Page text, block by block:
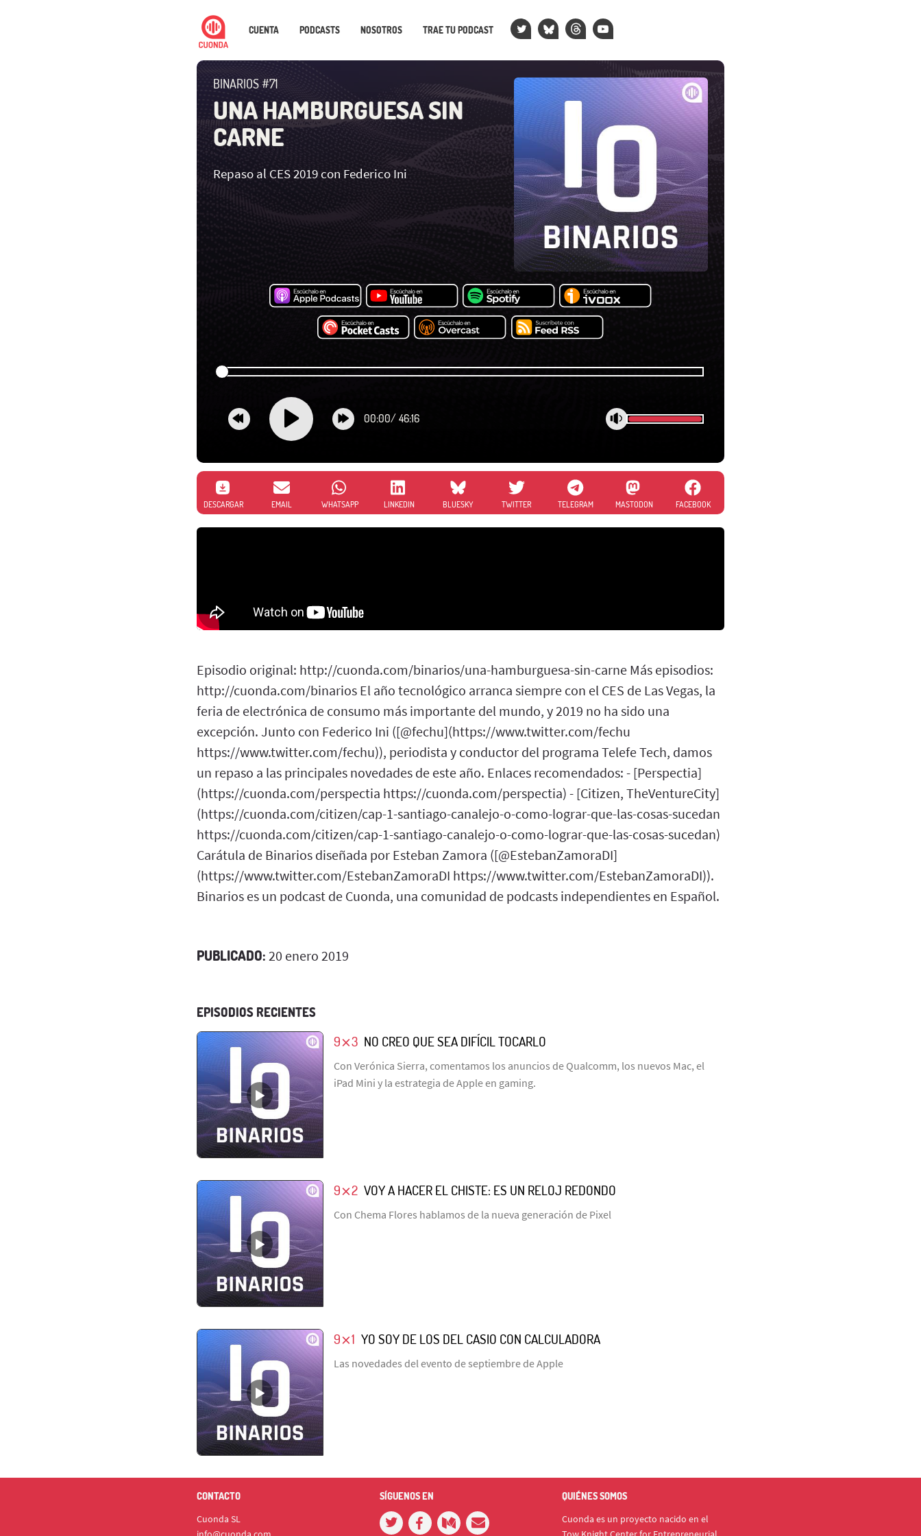
CUENTA PODCASTS NOSOTROS TRAE TU PODCAST
BINARIOS #71
UNA HAMBURGUESA SIN
CARNE
Repaso al CES 2019 con Federico Ini
00:00/ 46:16
DESCARGAR EMAIL WHATSAPP LINKEDIN BLUESKY TWITTER TELEGRAM MASTODON FACEBOOK
Episodio original: http://cuonda.com/binarios/una-hamburguesa-sin-carne Más episodios:
http://cuonda.com/binarios El año tecnológico arranca siempre con el CES de Las Vegas, la
feria de electrónica de consumo más importante del mundo, y 2019 no ha sido una
excepción. Junto con Federico Ini ([@fechu](https://www.twitter.com/fechu
https://www.twitter.com/fechu)), periodista y conductor del programa Telefe Tech, damos
un repaso a las principales novedades de este año. Enlaces recomendados: - [Perspectia]
(https://cuonda.com/perspectia https://cuonda.com/perspectia) - [Citizen, TheVentureCity]
(https://cuonda.com/citizen/cap-1-santiago-canalejo-o-como-lograr-que-las-cosas-sucedan
https://cuonda.com/citizen/cap-1-santiago-canalejo-o-como-lograr-que-las-cosas-sucedan)
Carátula de Binarios diseñada por Esteban Zamora ([@EstebanZamoraDI]
(https://www.twitter.com/EstebanZamoraDI https://www.twitter.com/EstebanZamoraDI)).
Binarios es un podcast de Cuonda, una comunidad de podcasts independientes en Español.
PUBLICADO: 20 enero 2019
EPISODIOS RECIENTES
9⨯3 NO CREO QUE SEA DIFÍCIL TOCARLO
Con Verónica Sierra, comentamos los anuncios de Qualcomm, los nuevos Mac, el
iPad Mini y la estrategia de Apple en gaming.
9⨯2 VOY A HACER EL CHISTE: ES UN RELOJ REDONDO
Con Chema Flores hablamos de la nueva generación de Pixel
9⨯1 YO SOY DE LOS DEL CASIO CON CALCULADORA
Las novedades del evento de septiembre de Apple
CONTACTO
Cuonda SL
SÍGUENOS EN QUIÉNES SOMOS
Cuonda es un proyecto nacido en el